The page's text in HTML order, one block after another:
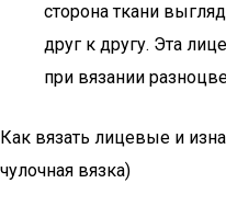
сторона ткани
друг к другу. Эта
при вязании
Как вязать лицевые и
чулочная вязка)